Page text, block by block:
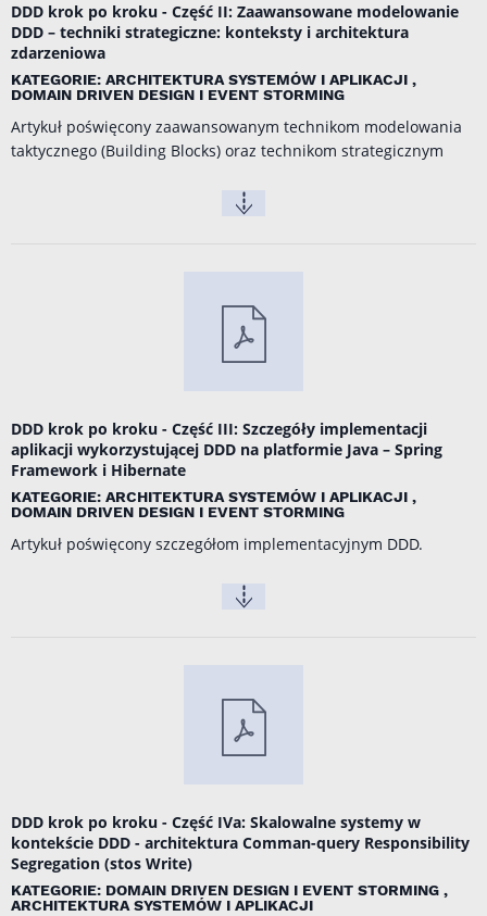
DDD krok po kroku - Część II: Zaawansowane modelowanie
DDD – techniki strategiczne: konteksty i architektura
zdarzeniowa
KATEGORIE: ARCHITEKTURA SYSTEMÓW I APLIKACJI ,
DOMAIN DRIVEN DESIGN I EVENT STORMING
Artykuł poświęcony zaawansowanym technikom modelowania
taktycznego (Building Blocks) oraz technikom strategicznym
DDD krok po kroku - Część III: Szczegóły implementacji
aplikacji wykorzystującej DDD na platformie Java – Spring
Framework i Hibernate
KATEGORIE: ARCHITEKTURA SYSTEMÓW I APLIKACJI ,
DOMAIN DRIVEN DESIGN I EVENT STORMING
Artykuł poświęcony szczegółom implementacyjnym DDD.
DDD krok po kroku - Część IVa: Skalowalne systemy w
kontekście DDD - architektura Comman-query Responsibility
Segregation (stos Write)
KATEGORIE: DOMAIN DRIVEN DESIGN I EVENT STORMING ,
ARCHITEKTURA SYSTEMÓW I APLIKACJI